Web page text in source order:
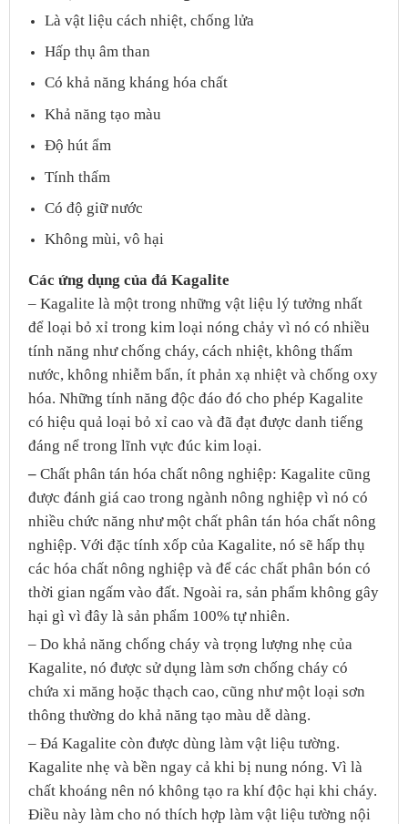
Là vật liệu cách nhiệt, chống lửa
Hấp thụ âm than
Có khả năng kháng hóa chất
Khả năng tạo màu
Độ hút ẩm
Tính thấm
Có độ giữ nước
Không mùi, vô hại
Các ứng dụng của đá Kagalite
– Kagalite là một trong những vật liệu lý tưởng nhất
để loại bỏ xỉ trong kim loại nóng chảy vì nó có nhiều
tính năng như chống cháy, cách nhiệt, không thấm
nước, không nhiễm bẩn, ít phản xạ nhiệt và chống oxy
hóa. Những tính năng độc đáo đó cho phép Kagalite
có hiệu quả loại bỏ xỉ cao và đã đạt được danh tiếng
đáng nể trong lĩnh vực đúc kim loại.
– Chất phân tán hóa chất nông nghiệp: Kagalite cũng
được đánh giá cao trong ngành nông nghiệp vì nó có
nhiều chức năng như một chất phân tán hóa chất nông
nghiệp. Với đặc tính xốp của Kagalite, nó sẽ hấp thụ
các hóa chất nông nghiệp và để các chất phân bón có
thời gian ngấm vào đất. Ngoài ra, sản phẩm không gây
hại gì vì đây là sản phẩm 100% tự nhiên.
– Do khả năng chống cháy và trọng lượng nhẹ của
Kagalite, nó được sử dụng làm sơn chống cháy có
chứa xi măng hoặc thạch cao, cũng như một loại sơn
thông thường do khả năng tạo màu dễ dàng.
– Đá Kagalite còn được dùng làm vật liệu tường.
Kagalite nhẹ và bền ngay cả khi bị nung nóng. Vì là
chất khoáng nên nó không tạo ra khí độc hại khi cháy.
Điều này làm cho nó thích hợp làm vật liệu tường nội